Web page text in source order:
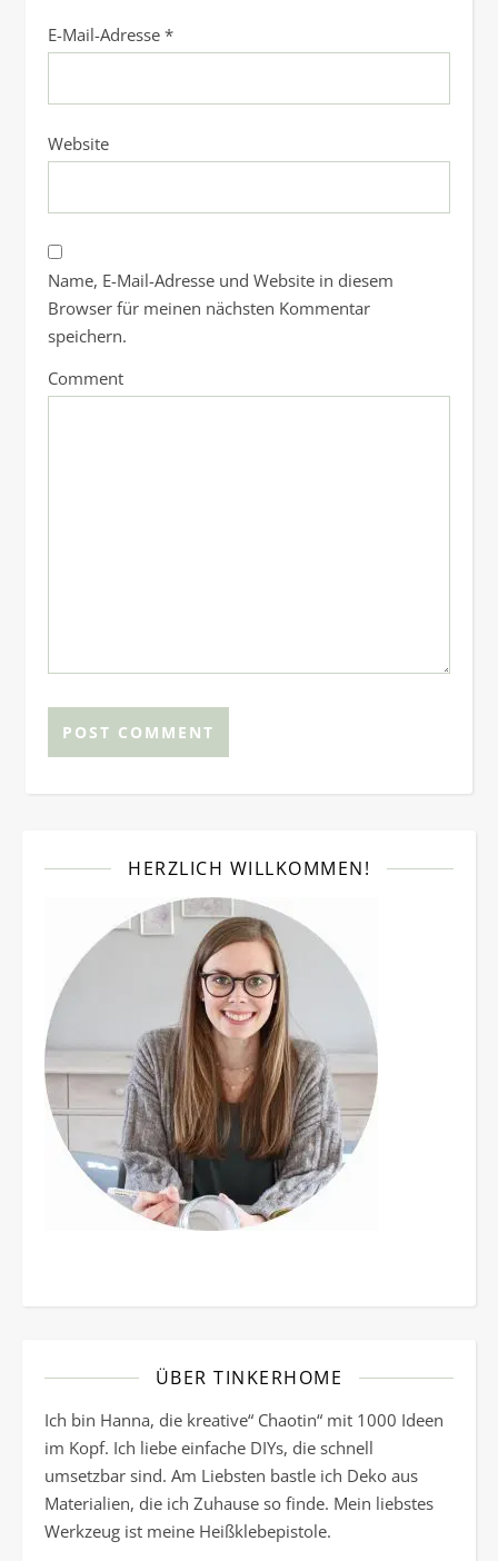
E-Mail-Adresse *
Website
Name, E-Mail-Adresse und Website in diesem
Browser für meinen nächsten Kommentar
speichern.
Comment
HERZLICH WILLKOMMEN!
ÜBER TINKERHOME
Ich bin Hanna, die kreative“ Chaotin“ mit 1000 Ideen
im Kopf. Ich liebe einfache DIYs, die schnell
umsetzbar sind. Am Liebsten bastle ich Deko aus
Materialien, die ich Zuhause so finde. Mein liebstes
Werkzeug ist meine Heißklebepistole.